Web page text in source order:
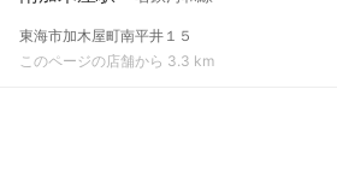
東海市加木屋町南平井１５
このページの店舗から 3.3 km